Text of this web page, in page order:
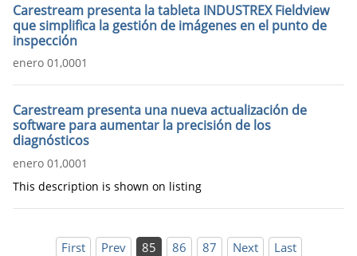
Carestream presenta la tableta INDUSTREX Fieldview
que simplifica la gestión de imágenes en el punto de
inspección
enero 01,0001
Carestream presenta una nueva actualización de
software para aumentar la precisión de los
diagnósticos
enero 01,0001
This description is shown on listing
First Prev 85 86 87 Next Last